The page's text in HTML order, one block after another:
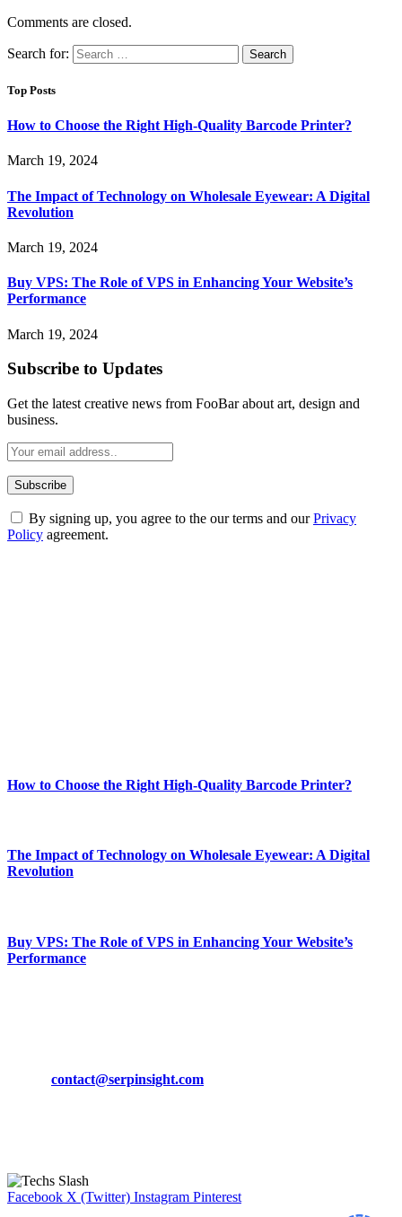
Comments are closed.
Search for:
Top Posts
How to Choose the Right High-Quality Barcode Printer?
March 19, 2024
The Impact of Technology on Wholesale Eyewear: A Digital
Revolution
March 19, 2024
Buy VPS: The Role of VPS in Enhancing Your Website’s
Performance
March 19, 2024
Subscribe to Updates
Get the latest creative news from FooBar about art, design and
business.
By signing up, you agree to the our terms and ourPrivacy
Policy agreement.
How to Choose the Right High-Quality Barcode Printer?
The Impact of Technology on Wholesale Eyewear: A Digital
Revolution
Buy VPS: The Role of VPS in Enhancing Your Website’s
Performance
contact@serpinsight.com
Facebook X (Twitter) Instagram Pinterest